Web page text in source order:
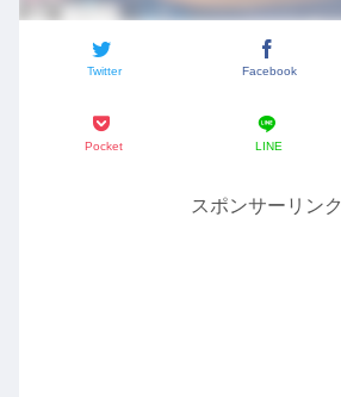
Twitter Facebook
Pocket LINE
スポンサーリンク